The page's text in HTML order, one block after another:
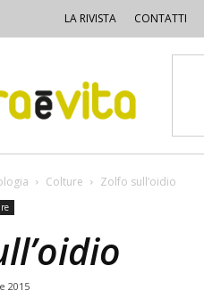
LA RIVISTA CONTATTI
Colture Zolfo sull’oidio
2015